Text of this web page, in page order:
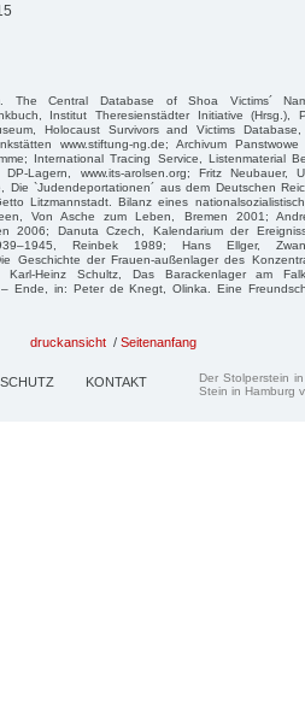
The Central Database of Shoa Victims´
Institut Theresienstädter Initiative
Holocaust Survivors and Victims Database,
www.stiftung-ng.de; Archivum
International Tracing Service, Listenmaterial
Lagern, www.its-arolsen.org; Fritz Neubauer,
Die `Judendeportationen´ aus dem Deutschen
Litzmannstadt. Bilanz eines
Von Asche zum Leben, Bremen 2001;
2006; Danuta Czech, Kalendarium der
Reinbek 1989; Hans Ellger,
Geschichte der Frauen-außenlager des
Heinz Schultz, Das Barackenlager am
Ende, in: Peter de Knegt, Olinka. Eine
druckansicht / Seitenanfang
KONTAKT
Der Stolperstein
Stein in Hamburg